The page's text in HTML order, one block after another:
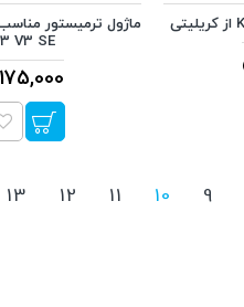
ماژول ترمیستور
3 V3 SE
175,000 تومان
9
10
11
12
13